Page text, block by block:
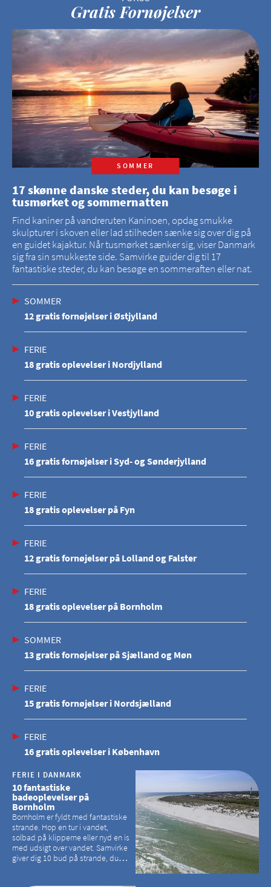
Gratis Fornøjelser
SOMMER
17 skønne danske steder, du kan besøge i
tusmørket og sommernatten
Find kaniner på vandreruten Kaninoen, opdag smukke
skulpturer i skoven eller lad stilheden sænke sig over dig på
en guidet kajaktur. Når tusmørket sænker sig, viser Danmark
sig fra sin smukkeste side. Samvirke guider dig til 17
fantastiske steder, du kan besøge en sommeraften eller nat.
SOMMER
12 gratis fornøjelser i Østjylland
FERIE
18 gratis oplevelser i Nordjylland
FERIE
10 gratis oplevelser i Vestjylland
FERIE
16 gratis fornøjelser i Syd- og Sønderjylland
FERIE
18 gratis oplevelser på Fyn
FERIE
12 gratis fornøjelser på Lolland og Falster
FERIE
18 gratis oplevelser på Bornholm
SOMMER
13 gratis fornøjelser på Sjælland og Møn
FERIE
15 gratis fornøjelser i Nordsjælland
FERIE
16 gratis oplevelser i København
FERIE I DANMARK
10 fantastiske
badeoplevelser på
Bornholm
Bornholm er fyldt med fantastiske
strande. Hop en tur i vandet,
solbad på klipperne eller nyd en is
med udsigt over vandet. Samvirke
giver dig 10 bud på strande, du